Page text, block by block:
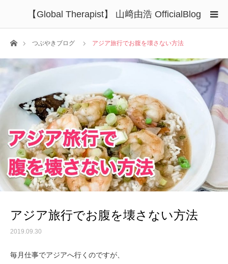
【Global Therapist】 山﨑由浩 OfficialBlog
ホームつぶやきブログ アジア旅行でお腹を壊さない方法
アジア旅行でお腹を壊さない方法
2019.09.30
毎月仕事でアジアへ行くのですが、